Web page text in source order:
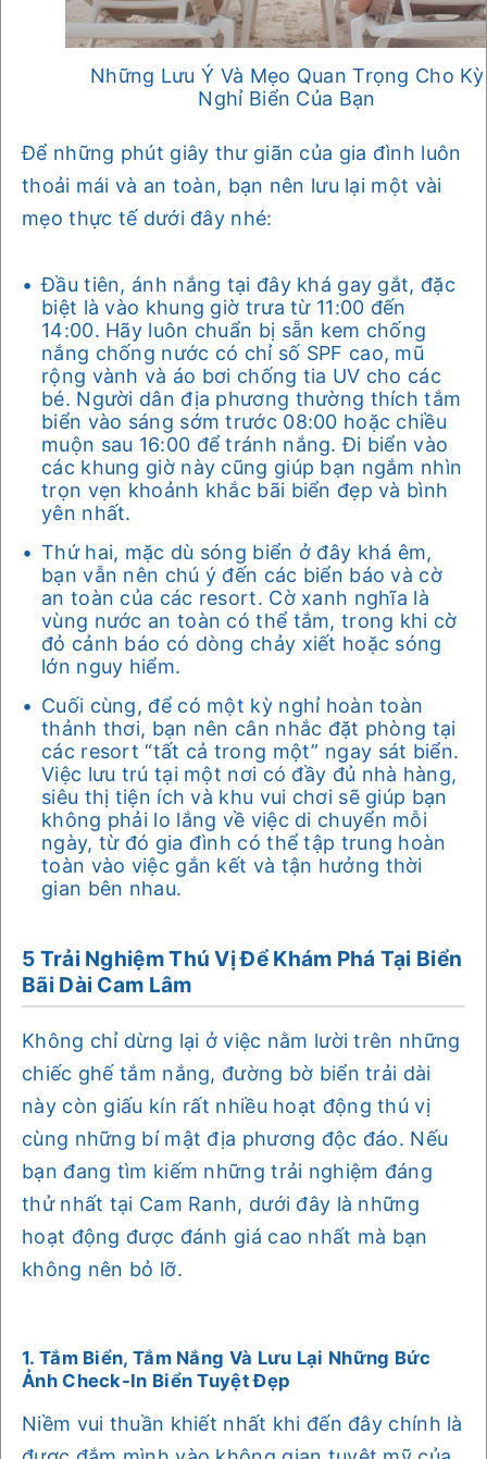
Những Lưu Ý Và Mẹo Quan Trọng Cho Kỳ
Nghỉ Biển Của Bạn
Để những phút giây thư giãn của gia đình luôn
thoải mái và an toàn, bạn nên lưu lại một vài
mẹo thực tế dưới đây nhé:
Đầu tiên, ánh nắng tại đây khá gay gắt, đặc
biệt là vào khung giờ trưa từ 11:00 đến
14:00. Hãy luôn chuẩn bị sẵn kem chống
nắng chống nước có chỉ số SPF cao, mũ
rộng vành và áo bơi chống tia UV cho các
bé. Người dân địa phương thường thích tắm
biển vào sáng sớm trước 08:00 hoặc chiều
muộn sau 16:00 để tránh nắng. Đi biển vào
các khung giờ này cũng giúp bạn ngắm nhìn
trọn vẹn khoảnh khắc bãi biển đẹp và bình
yên nhất.
Thứ hai, mặc dù sóng biển ở đây khá êm,
bạn vẫn nên chú ý đến các biển báo và cờ
an toàn của các resort. Cờ xanh nghĩa là
vùng nước an toàn có thể tắm, trong khi cờ
đỏ cảnh báo có dòng chảy xiết hoặc sóng
lớn nguy hiểm.
Cuối cùng, để có một kỳ nghỉ hoàn toàn
thảnh thơi, bạn nên cân nhắc đặt phòng tại
các resort “tất cả trong một” ngay sát biển.
Việc lưu trú tại một nơi có đầy đủ nhà hàng,
siêu thị tiện ích và khu vui chơi sẽ giúp bạn
không phải lo lắng về việc di chuyển mỗi
ngày, từ đó gia đình có thể tập trung hoàn
toàn vào việc gắn kết và tận hưởng thời
gian bên nhau.
5 Trải Nghiệm Thú Vị Để Khám Phá Tại Biển
Bãi Dài Cam Lâm
Không chỉ dừng lại ở việc nằm lười trên những
chiếc ghế tắm nắng, đường bờ biển trải dài
này còn giấu kín rất nhiều hoạt động thú vị
cùng những bí mật địa phương độc đáo. Nếu
bạn đang tìm kiếm những trải nghiệm đáng
thử nhất tại Cam Ranh, dưới đây là những
hoạt động được đánh giá cao nhất mà bạn
không nên bỏ lỡ.
1. Tắm Biển, Tắm Nắng Và Lưu Lại Những Bức
Ảnh Check-In Biển Tuyệt Đẹp
Niềm vui thuần khiết nhất khi đến đây chính là